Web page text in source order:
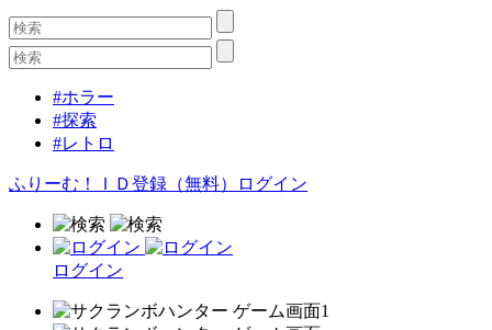
#ホラー
#探索
#レトロ
ふりーむ！ＩＤ登録（無料） ログイン
ログイン